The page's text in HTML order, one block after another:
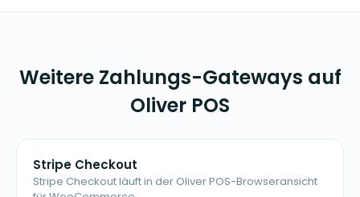
Weitere Zahlungs-Gateways auf
Oliver POS
Stripe Checkout
Stripe Checkout läuft in der Oliver POS-Browseransicht